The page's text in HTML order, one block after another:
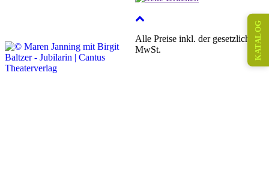
Alle Preise inkl. der gesetzlichen
MwSt.
KATALOG